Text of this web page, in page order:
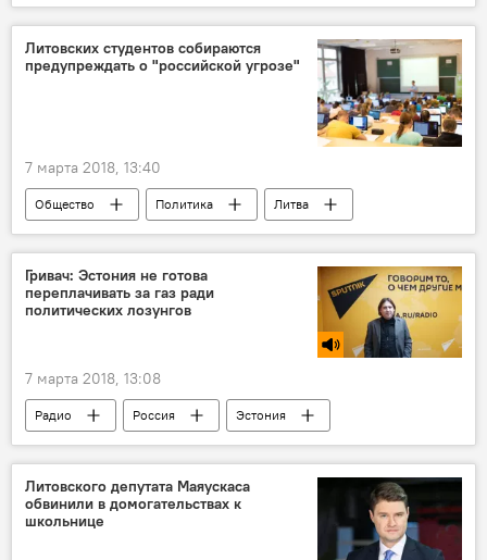
LRT
Литовских студентов собираются
предупреждать о "российской угрозе"
7 марта 2018, 13:40
Общество Политика
Литва
Лауринас Касчюнас
Союз Отечества — Христианские демократы Литвы (СО-ХДЛ)
университет
студенты
Гривач: Эстония не готова
переплачивать за газ ради
политических лозунгов
7 марта 2018, 13:08
Радио Россия
Эстония
СПГ
Литовского депутата Маяускаса
обвинили в домогательствах к
школьнице